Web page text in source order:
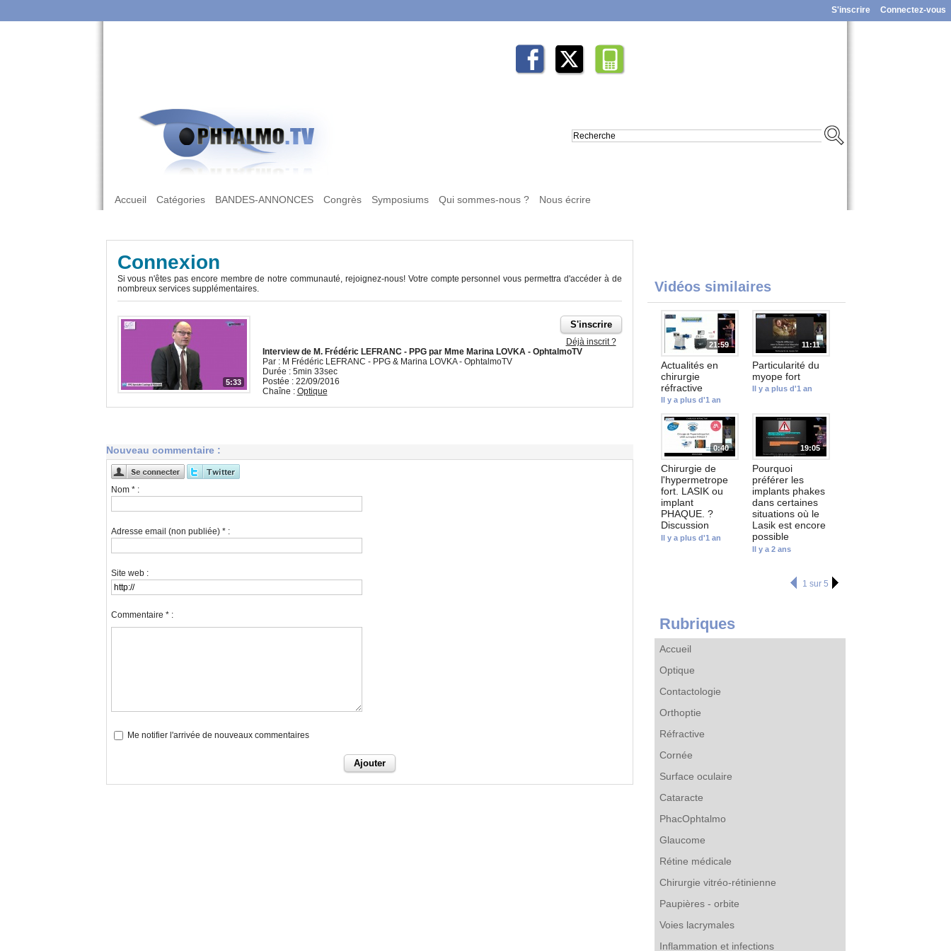
Connectez-vous
S'inscrire
Accueil Catégories BANDES-ANNONCES Congrès Symposiums Qui sommes-nous ? Nous écrire
Vidéos similaires
21:59
Actualités en
chirurgie
réfractive
Il y a plus d'1 an
11:11
Particularité du
myope fort
Il y a plus d'1 an
0:40
Chirurgie de
l'hypermetrope
fort. LASIK ou
implant
PHAQUE. ?
Discussion
Il y a plus d'1 an
19:05
Pourquoi
préférer les
implants phakes
dans certaines
situations où le
Lasik est encore
possible
Il y a 2 ans
1 sur 5
Rubriques
Accueil
Optique
Contactologie
Orthoptie
Réfractive
Cornée
Surface oculaire
Cataracte
PhacOphtalmo
Glaucome
Rétine médicale
Chirurgie vitréo-rétinienne
Paupières - orbite
Voies lacrymales
Inflammation et infections
Connexion
Si vous n'êtes pas encore membre de notre communauté, rejoignez-nous! Votre compte personnel vous permettra d'accéder à de
nombreux services supplémentaires.
Déjà inscrit ?
5:33
Interview de M. Frédéric LEFRANC - PPG par Mme Marina LOVKA - OphtalmoTV
Par : M Frédéric LEFRANC - PPG & Marina LOVKA - OphtalmoTV
Durée : 5min 33sec
Postée : 22/09/2016
Chaîne : Optique
Nouveau commentaire :
Nom * :
Adresse email (non publiée) * :
Site web :
Commentaire * :
Me notifier l'arrivée de nouveaux commentaires